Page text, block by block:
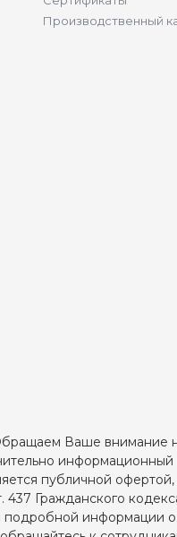
Производственный
Ваше внимание
информационный
публичной офертой,
Гражданского
подробной информации о